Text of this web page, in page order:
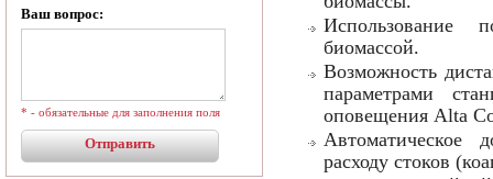
Ваш вопрос:
* - обязательные для заполнения поля
Использование
биомассой.
Возможность
параметрами
оповещения Alta
Автоматическое
расходу стоков